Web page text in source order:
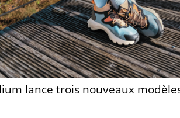
lance trois nouveaux